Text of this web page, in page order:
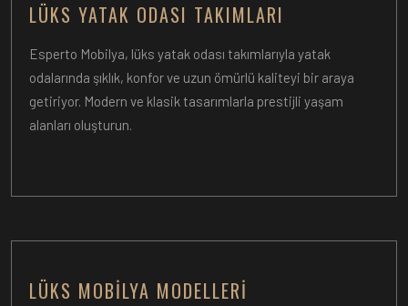
LÜKS YATAK ODASI TAKIMLARI
Esperto Mobilya, lüks yatak odası takımlarıyla yatak
odalarında şıklık, konfor ve uzun ömürlü kaliteyi bir araya
getiriyor. Modern ve klasik tasarımlarla prestijli yaşam
alanları oluşturun.
LÜKS MOBILYA MODELLERI